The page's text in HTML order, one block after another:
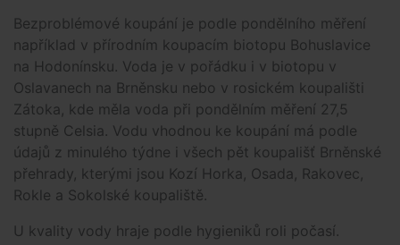
Bezproblémové koupání je podle pondělního měření
například v přírodním koupacím biotopu Bohuslavice
na Hodonínsku. Voda je v pořádku i v biotopu v
Oslavanech na Brněnsku nebo v rosickém koupališti
Zátoka, kde měla voda při pondělním měření 27,5
stupně Celsia. Vodu vhodnou ke koupání má podle
údajů z minulého týdne i všech pět koupališť Brněnské
přehrady, kterými jsou Kozí Horka, Osada, Rakovec,
Rokle a Sokolské koupaliště.
U kvality vody hraje podle hygieniků roli počasí.